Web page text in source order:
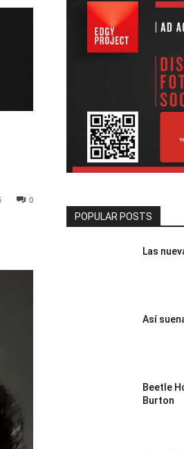
0
POPULAR POSTS
Las
Así
Beetle
Burton